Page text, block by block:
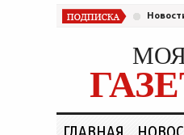
ГЛАВНАЯ